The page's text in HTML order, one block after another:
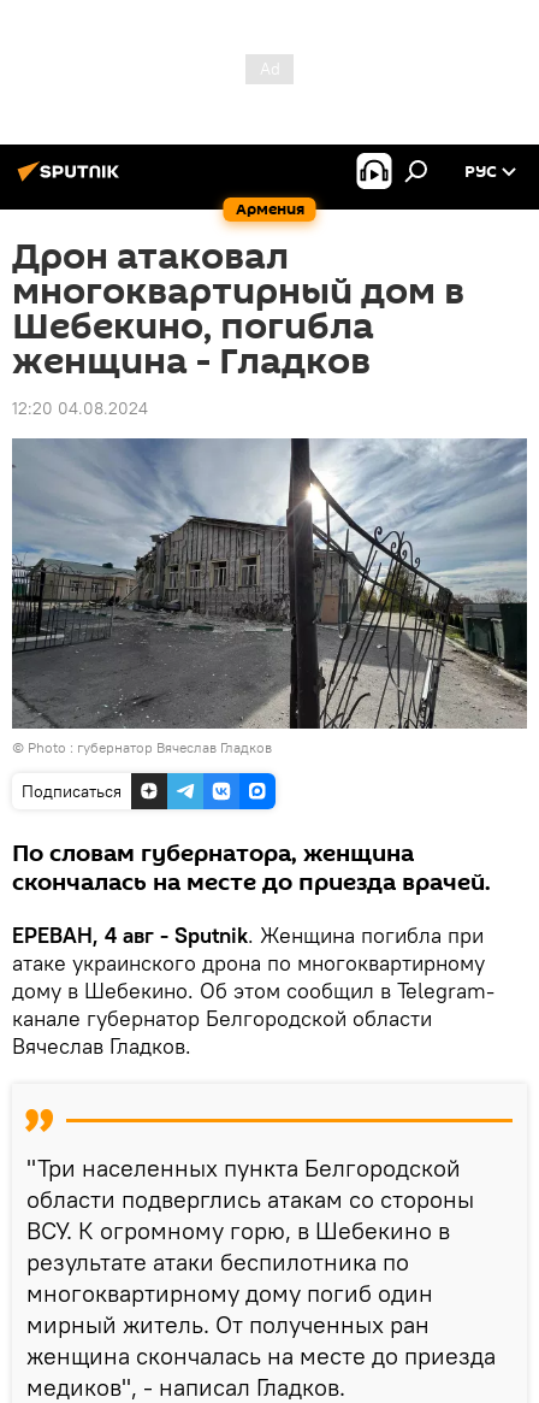
Армения
РУС
Дрон атаковал
многоквартирный дом в
Шебекино, погибла
женщина - Гладков
12:20 04.08.2024
© Photo : губернатор Вячеслав Гладков
Подписаться
По словам губернатора, женщина
скончалась на месте до приезда врачей.
ЕРЕВАН, 4 авг - Sputnik. Женщина погибла при
атаке украинского дрона по многоквартирному
дому в Шебекино. Об этом сообщил в Telegram-
канале губернатор Белгородской области
Вячеслав Гладков.
"Три населенных пункта Белгородской
области подверглись атакам со стороны
ВСУ. К огромному горю, в Шебекино в
результате атаки беспилотника по
многоквартирному дому погиб один
мирный житель. От полученных ран
женщина скончалась на месте до приезда
медиков", - написал Гладков.